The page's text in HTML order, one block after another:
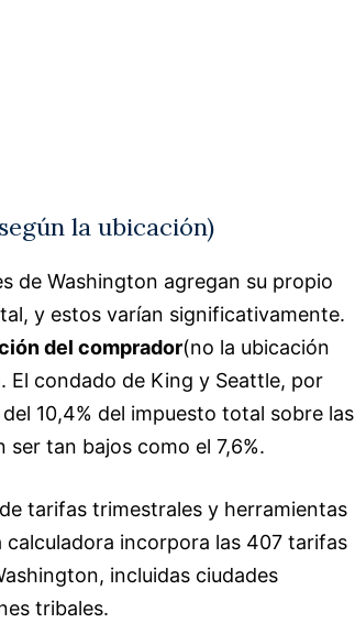
la ubicación)
de Washington agregan su propio
y estos varían significativamente.
del comprador(no la ubicación
condado de King y Seattle, por
10,4% del impuesto total sobre las
tan bajos como el 7,6%.
tarifas trimestrales y herramientas
incorpora las 407 tarifas
incluidas ciudades
tribales.